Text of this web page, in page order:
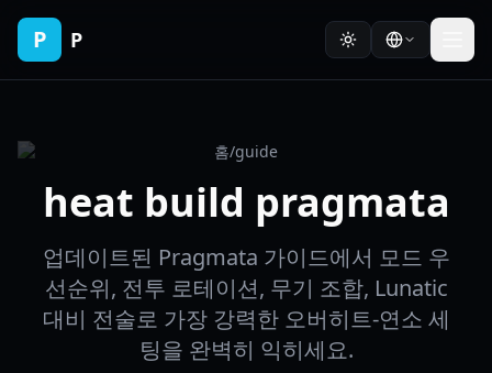
P P
홈/guide
heat build pragmata
업데이트된 Pragmata 가이드에서 모드 우
선순위, 전투 로테이션, 무기 조합, Lunatic
대비 전술로 가장 강력한 오버히트-연소 세
팅을 완벽히 익히세요.